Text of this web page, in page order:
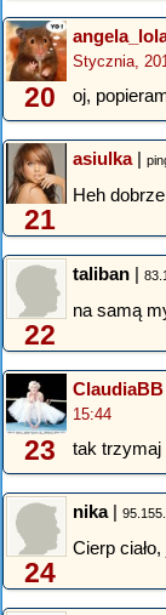
20
Stycznia,
oj,
21
asiulka|
Heh
22
taliban |
na samą
23
ClaudiaBB
15:44
tak trzymaj
24
nika|
Cierp